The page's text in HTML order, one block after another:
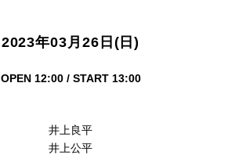
2023年03月26日(日)
OPEN 12:00 / START 13:00
井上良平
井上公平